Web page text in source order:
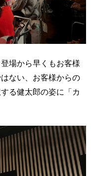
場から早くもお客様
ない、お客様からの
る健太郎の姿に「カ